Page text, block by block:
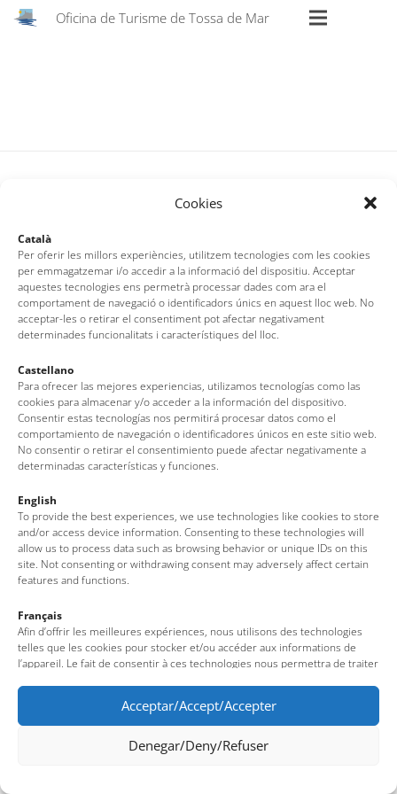
Cookies
Català
Per oferir les millors experiències, utilitzem tecnologies com les cookies
per emmagatzemar i/o accedir a la informació del dispositiu. Acceptar
aquestes tecnologies ens permetrà processar dades com ara el
comportament de navegació o identificadors únics en aquest lloc web. No
acceptar-les o retirar el consentiment pot afectar negativament
determinades funcionalitats i característiques del lloc.
Castellano
Para ofrecer las mejores experiencias, utilizamos tecnologías como las
cookies para almacenar y/o acceder a la información del dispositivo.
Consentir estas tecnologías nos permitirá procesar datos como el
comportamiento de navegación o identificadores únicos en este sitio web.
No consentir o retirar el consentimiento puede afectar negativamente a
determinadas características y funciones.
English
To provide the best experiences, we use technologies like cookies to store
and/or access device information. Consenting to these technologies will
allow us to process data such as browsing behavior or unique IDs on this
site. Not consenting or withdrawing consent may adversely affect certain
features and functions.
Français
Afin d’offrir les meilleures expériences, nous utilisons des technologies
telles que les cookies pour stocker et/ou accéder aux informations de
l’appareil. Le fait de consentir à ces technologies nous permettra de traiter
uniques sur ce site. Le fait de ne pas consentir ou de retirer son
consentement peut avoir un effet négatif sur certaines fonctionnalités et
caractéristiques du site.
Acceptar/Accept/Accepter
Denegar/Deny/Refuser
Oficina de Turisme de Tossa de Mar
Oficina de Turisme de Tossa de Mar
Av. del Pelegrí, 25 – Edifici La Nau · 17320 – Tossa de Mar
Tel: + 00 34 972 340 108 · Mail: info@visittossa.com
Nota legal·Política de cookies·Protecció de dades